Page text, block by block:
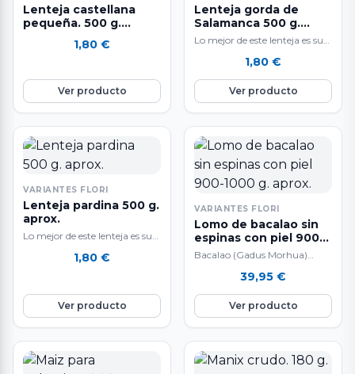
Lenteja castellana
pequeña. 500 g.
1,80 €
Ver producto
Lenteja gorda de
Salamanca 500 g.
aprox.
Lo mejor de este lenteja es su
agradable y suave, ideal para…
1,80 €
Ver producto
VARIANTES FLORI
Lenteja pardina 500 g.
aprox.
Lo mejor de este lenteja es su
agradable y suave, ideal para…
1,80 €
Ver producto
VARIANTES FLORI
Lomo de bacalao sin
espinas con piel 900-
1000 g. aprox.
Bacalao (Gadus Morhua)
con Sedales y Anzuelo muy
selecto sin piel ni…
39,95 €
Ver producto